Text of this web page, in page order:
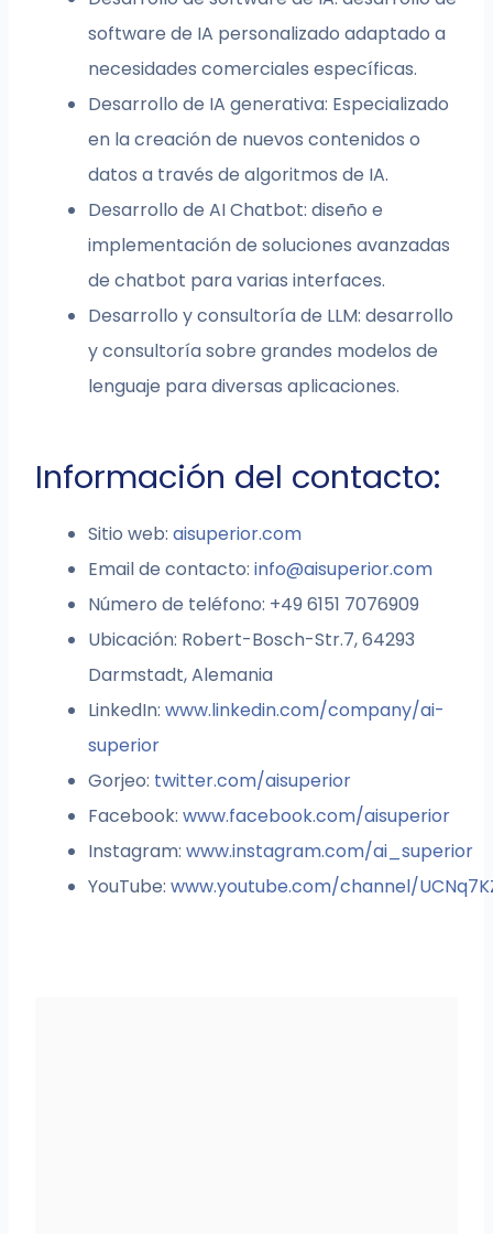
software de IA personalizado adaptado a
necesidades comerciales específicas.
Desarrollo de IA generativa: Especializado
en la creación de nuevos contenidos o
datos a través de algoritmos de IA.
Desarrollo de AI Chatbot: diseño e
implementación de soluciones avanzadas
de chatbot para varias interfaces.
Desarrollo y consultoría de LLM: desarrollo
y consultoría sobre grandes modelos de
lenguaje para diversas aplicaciones.
Información del contacto:
Sitio web:aisuperior.com
Email de contacto:info@aisuperior.com
Número de teléfono: +49 6151 7076909
Ubicación: Robert-Bosch-Str.7, 64293
Darmstadt, Alemania
LinkedIn:www.linkedin.com/company/ai-
superior
Gorjeo: twitter.com/aisuperior
Facebook: www.facebook.com/aisuperior
Instagram:www.instagram.com/ai_superior
YouTube:www.youtube.com/channel/